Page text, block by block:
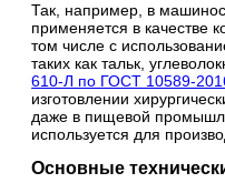
Так, например, в
применяется в качестве
том числе с
таких как тальк,
610-Л по ГОСТ 10589-
изготовлении
даже в пищевой
используется для
Основные